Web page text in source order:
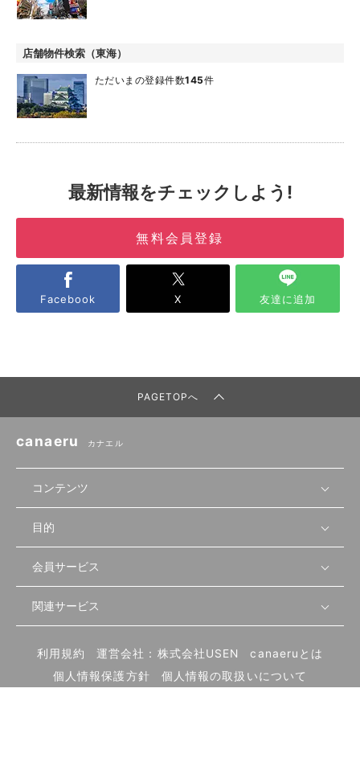
店舗物件検索（東海）
ただいまの登録件数145件
最新情報をチェックしよう!
無料会員登録
Facebook X 友達に追加
PAGETOPへ
canaeru カナエル
コンテンツ
無料開業相談
セミナー情報
セミナー動画
物件を探す
首都圏
北海道
先輩開業者の声
開業・経営に関する記事
目的
店舗運営
物件
内装・設備
食材・仕入れ
会員サービス
会員登録
ログイン
関連サービス
飲食店サクセスガイド（外部サイト）
利用規約 運営会社：株式会社USEN
canaeruとは
個人情報保護方針
個人情報の取扱いについて